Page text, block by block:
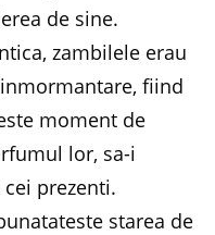
de sine.
zambilele erau
fiind
moment de
lor, sa-i
prezenti.
starea de